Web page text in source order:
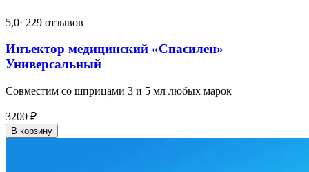
5,0· 229 отзывов
Инъектор медицинский «Спасилен»
Универсальный
Совместим со шприцами 3 и 5 мл любых марок
3200 ₽
В корзину